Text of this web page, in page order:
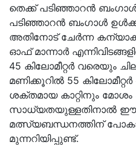
തെക്ക് പടിഞ്ഞാറൻ
പടിഞ്ഞാറൻ ബംഗാൾ
അതിനോട് ചേർന്ന
ഓഫ് മാന്നാർ
45 കിലോമീറ്റർ വരെയും
മണിക്കൂറിൽ 55
ശക്തമായ കാറ്റിനും
സാധ്യതയുള്ളതിനാൽ ഈ
മത്സ്യബന്ധനത്തിന്
മുന്നറിയിപ്പുണ്ട്.